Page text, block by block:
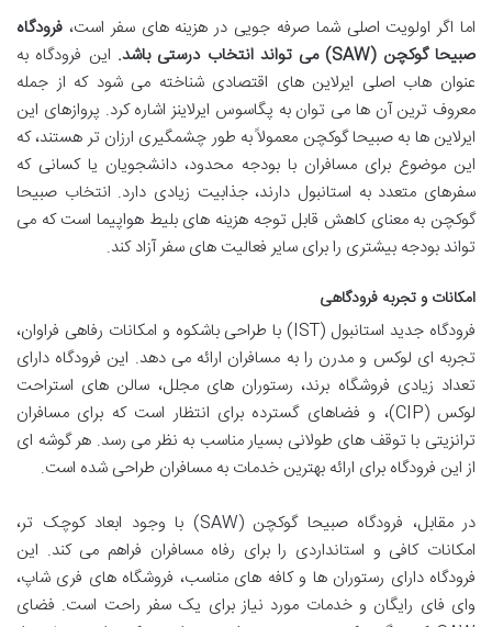
اما اگر اولویت اصلی شما صرفه جویی در هزینه های سفر است، فرودگاه
صبیحا گوکچن (SAW) می تواند انتخاب درستی باشد.
این فرودگاه به
عنوان هاب اصلی ایرلاین های اقتصادی شناخته می شود که از جمله
معروف ترین آن ها می توان به پگاسوس ایرلاینز اشاره کرد. پروازهای این
ایرلاین ها به صبیحا گوکچن معمولاً به طور چشمگیری ارزان تر هستند، که
این موضوع برای مسافران با بودجه محدود، دانشجویان یا کسانی که
سفرهای متعدد به استانبول دارند، جذابیت زیادی دارد. انتخاب صبیحا
گوکچن به معنای کاهش قابل توجه هزینه های بلیط هواپیما است که می
تواند بودجه بیشتری را برای سایر فعالیت های سفر آزاد کند.
امکانات و تجربه فرودگاهی
فرودگاه جدید استانبول (IST) با طراحی باشکوه و امکانات رفاهی فراوان،
تجربه ای لوکس و مدرن را به مسافران ارائه می دهد. این فرودگاه دارای
تعداد زیادی فروشگاه برند، رستوران های مجلل، سالن های استراحت
لوکس (CIP)، و فضاهای گسترده برای انتظار است که برای مسافران
ترانزیتی با توقف های طولانی بسیار مناسب به نظر می رسد. هر گوشه ای
از این فرودگاه برای ارائه بهترین خدمات به مسافران طراحی شده است.
در مقابل، فرودگاه صبیحا گوکچن (SAW) با وجود ابعاد کوچک تر،
امکانات کافی و استانداردی را برای رفاه مسافران فراهم می کند. این
فرودگاه دارای رستوران ها و کافه های مناسب، فروشگاه های فری شاپ،
وای فای رایگان و خدمات مورد نیاز برای یک سفر راحت است. فضای